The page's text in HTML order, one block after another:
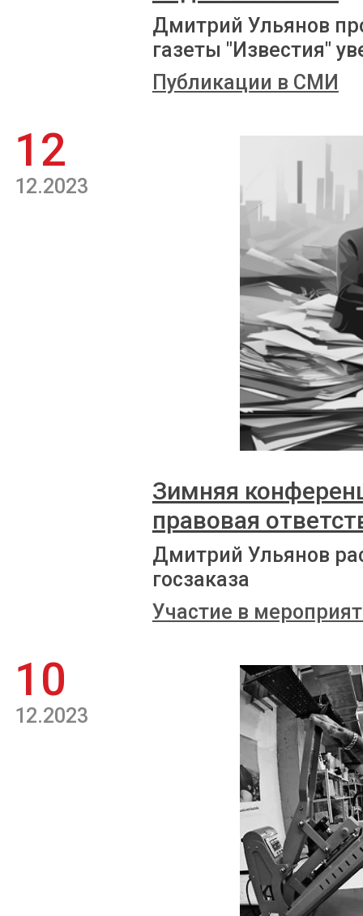
Дмитрий Ульянов
газеты "Известия"
Публикации в СМИ
12
12.2023
Зимняя
правовая
Дмитрий Ульянов
госзаказа
Участие в
10
12.2023